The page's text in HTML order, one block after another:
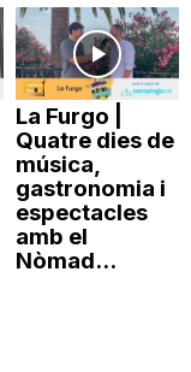
La Furgo |
Quatre dies de
música,
gastronomia i
espectacles
amb el
Nòmad...